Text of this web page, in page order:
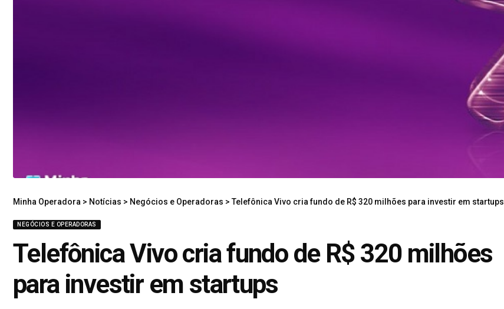
Minha Operadora > Notícias > Negócios e Operadoras > Telefônica Vivo cria fundo de R$ 320 milhões para investir em startups
NEGÓCIOS E OPERADORAS
Telefônica Vivo cria fundo de R$ 320 milhões
para investir em startups